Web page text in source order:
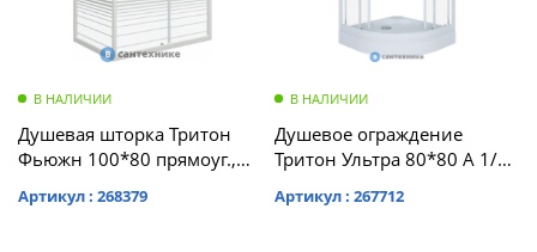
В НАЛИЧИИ
Душевая шторка Тритон
Фьюжн 100*80 прямоуг.,
Артикул : 268379
В НАЛИЧИИ
Душевое ограждение
Тритон Ультра 80*80 А 1/4
прозр. без доборного
Артикул : 267712